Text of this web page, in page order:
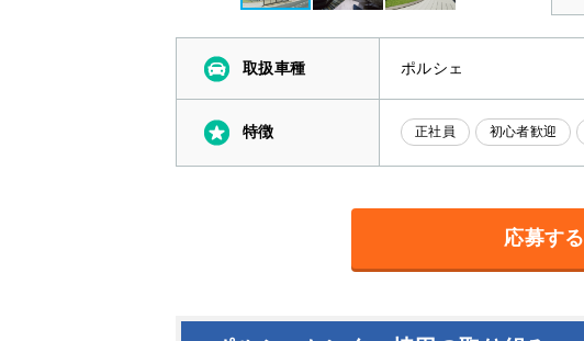
取扱車種 ポルシェ
特徴 正社員 初心者歓迎
応募する